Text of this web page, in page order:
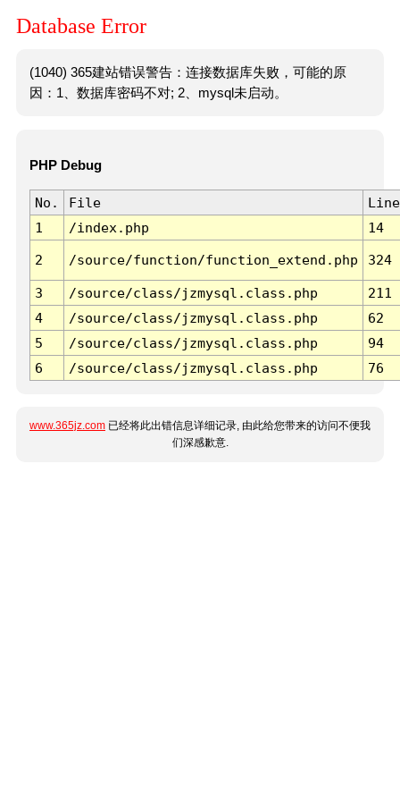
Database Error
(1040) 365建站错误警告：连接数据库失败，可能的原
因：1、数据库密码不对; 2、mysql未启动。
PHP Debug
No. File
Line
1
/index.php 14
2 /source/function/function_extend.php 324
3 /source/class/jzmysql.class.php
211
4
/source/class/jzmysql.class.php
62
5
/source/class/jzmysql.class.php
94
6
/source/class/jzmysql.class.php 76
www.365jz.com 已经将此出错信息详细记录, 由此给您带来的访问不便我
们深感歉意.